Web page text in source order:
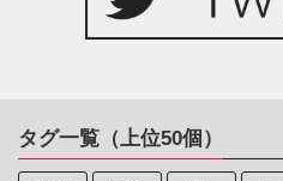
タグ一覧（上位50個）